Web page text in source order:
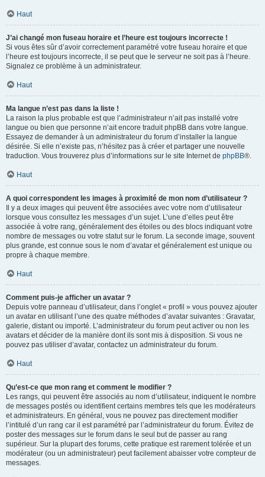
Haut
J’ai changé mon fuseau horaire et l’heure est toujours incorrecte !
Si vous êtes sûr d’avoir correctement paramétré votre fuseau horaire et que
l’heure est toujours incorrecte, il se peut que le serveur ne soit pas à l’heure.
Signalez ce problème à un administrateur.
Haut
Ma langue n’est pas dans la liste !
La raison la plus probable est que l’administrateur n’ait pas installé votre
langue ou bien que personne n’ait encore traduit phpBB dans votre langue.
Essayez de demander à un administrateur du forum d’installer la langue
désirée. Si elle n’existe pas, n’hésitez pas à créer et partager une nouvelle
traduction. Vous trouverez plus d’informations sur le site Internet de phpBB®.
Haut
A quoi correspondent les images à proximité de mon nom d’utilisateur ?
Il y a deux images qui peuvent être associées avec votre nom d’utilisateur
lorsque vous consultez les messages d’un sujet. L’une d’elles peut être
associée à votre rang, généralement des étoiles ou des blocs indiquant votre
nombre de messages ou votre statut sur le forum. La seconde image, souvent
plus grande, est connue sous le nom d’avatar et généralement est unique ou
propre à chaque membre.
Haut
Comment puis-je afficher un avatar ?
Depuis votre panneau d’utilisateur, dans l’onglet « profil » vous pouvez ajouter
un avatar en utilisant l’une des quatre méthodes d’avatar suivantes : Gravatar,
galerie, distant ou importé. L’administrateur du forum peut activer ou non les
avatars et décider de la manière dont ils sont mis à disposition. Si vous ne
pouvez pas utiliser d’avatar, contactez un administrateur du forum.
Haut
Qu’est-ce que mon rang et comment le modifier ?
Les rangs, qui peuvent être associés au nom d’utilisateur, indiquent le nombre
de messages postés ou identifient certains membres tels que les modérateurs
et administrateurs. En général, vous ne pouvez pas directement modifier
l’intitulé d’un rang car il est paramétré par l’administrateur du forum. Évitez de
poster des messages sur le forum dans le seul but de passer au rang
supérieur. Sur la plupart des forums, cette pratique est rarement tolérée et un
modérateur (ou un administrateur) peut facilement abaisser votre compteur de
messages.